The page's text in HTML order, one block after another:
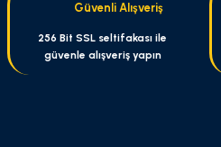
Güvenli Alışveriş
256 Bit SSL seltifakası ile
güvenle alışveriş yapın